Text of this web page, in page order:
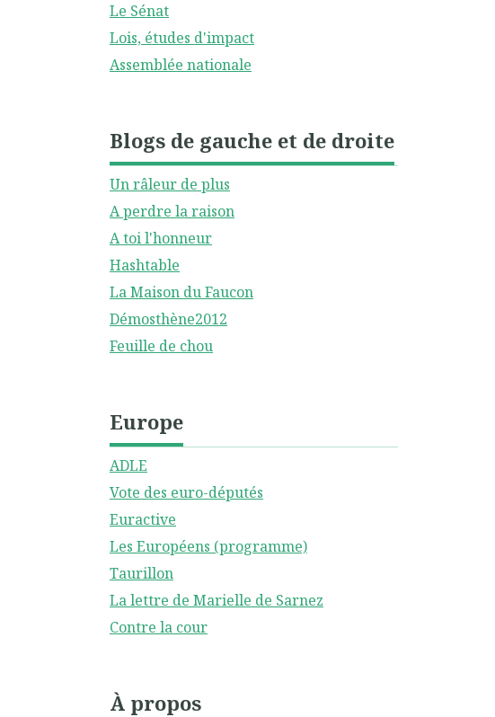
Le Sénat
Lois, études d'impact
Assemblée nationale
Blogs de gauche et de droite
Un râleur de plus
A perdre la raison
A toi l'honneur
Hashtable
La Maison du Faucon
Démosthène2012
Feuille de chou
Europe
ADLE
Vote des euro-députés
Euractive
Les Européens (programme)
Taurillon
La lettre de Marielle de Sarnez
Contre la cour
À propos